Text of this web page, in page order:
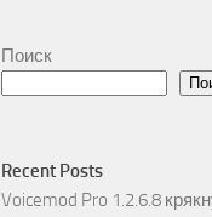
Поиск
Recent Posts
Voicemod Pro 1.2.6.8